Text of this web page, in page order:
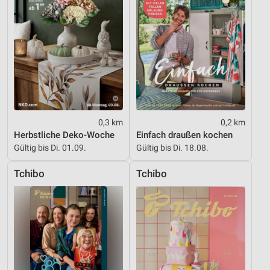
0,3 km
Herbstliche Deko-Woche
Gültig bis Di. 01.09.
0,2 km
Einfach draußen kochen
Gültig bis Di. 18.08.
Tchibo Tchibo
Analyse von Zielgruppen durch Statistiken oder
Kombinationen von Daten aus verschiedenen
Quellen
Entwicklung und Verbesserung der Angebote
Verwendung reduzierter Daten zur Auswahl von
Inhalten
Verwendung genauer Standortdaten
Informationen identifizieren
Nicht-IAB-Verarbeitungszwecke:
Notwendig
Performance
Funktional